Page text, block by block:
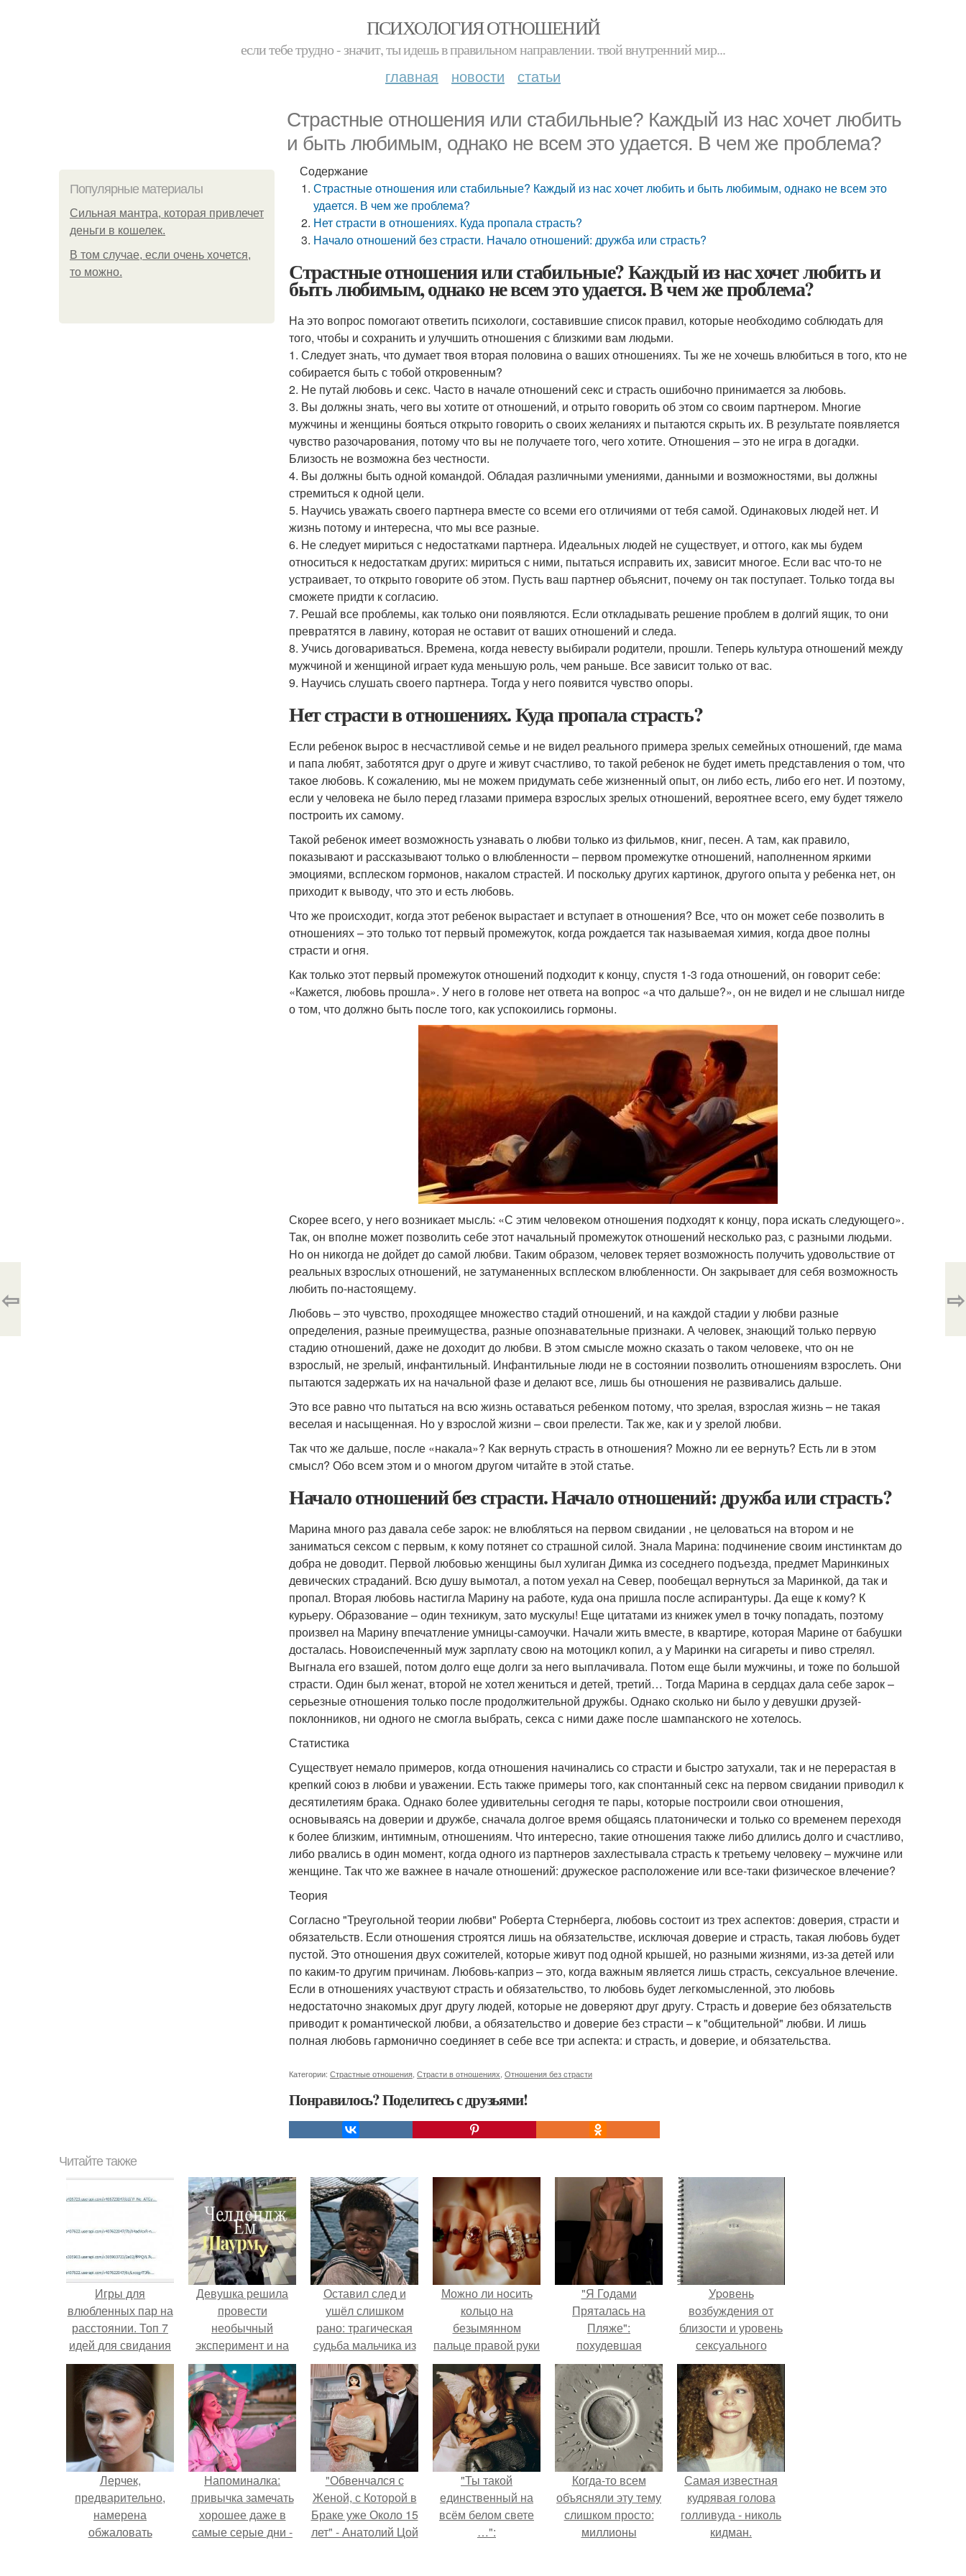
ПСИХОЛОГИЯ ОТНОШЕНИЙ
если тебе трудно - значит, ты идешь в правильном направлении. твой внутренний мир...
главная новости статьи
Страстные отношения или стабильные? Каждый из нас хочет любить
и быть любимым, однако не всем это удается. В чем же проблема?
Популярные материалы
Сильная мантра, которая привлечет
деньги в кошелек.
В том случае, если очень хочется,
то можно.
Содержание
Страстные отношения или стабильные? Каждый из нас хочет любить и быть любимым, однако не всем это
удается. В чем же проблема?
Нет страсти в отношениях. Куда пропала страсть?
Начало отношений без страсти. Начало отношений: дружба или страсть?
Страстные отношения или стабильные? Каждый из нас хочет любить и
быть любимым, однако не всем это удается. В чем же проблема?
На это вопрос помогают ответить психологи, составившие список правил, которые необходимо соблюдать для
того, чтобы и сохранить и улучшить отношения с близкими вам людьми.
1. Следует знать, что думает твоя вторая половина о ваших отношениях. Ты же не хочешь влюбиться в того, кто не
собирается быть с тобой откровенным?
2. Не путай любовь и секс. Часто в начале отношений секс и страсть ошибочно принимается за любовь.
3. Вы должны знать, чего вы хотите от отношений, и отрыто говорить об этом со своим партнером. Многие
мужчины и женщины бояться открыто говорить о своих желаниях и пытаются скрыть их. В результате появляется
чувство разочарования, потому что вы не получаете того, чего хотите. Отношения – это не игра в догадки.
Близость не возможна без честности.
4. Вы должны быть одной командой. Обладая различными умениями, данными и возможностями, вы должны
стремиться к одной цели.
5. Научись уважать своего партнера вместе со всеми его отличиями от тебя самой. Одинаковых людей нет. И
жизнь потому и интересна, что мы все разные.
6. Не следует мириться с недостатками партнера. Идеальных людей не существует, и оттого, как мы будем
относиться к недостаткам других: мириться с ними, пытаться исправить их, зависит многое. Если вас что-то не
устраивает, то открыто говорите об этом. Пусть ваш партнер объяснит, почему он так поступает. Только тогда вы
сможете придти к согласию.
7. Решай все проблемы, как только они появляются. Если откладывать решение проблем в долгий ящик, то они
превратятся в лавину, которая не оставит от ваших отношений и следа.
8. Учись договариваться. Времена, когда невесту выбирали родители, прошли. Теперь культура отношений между
мужчиной и женщиной играет куда меньшую роль, чем раньше. Все зависит только от вас.
9. Научись слушать своего партнера. Тогда у него появится чувство опоры.
Нет страсти в отношениях. Куда пропала страсть?
Если ребенок вырос в несчастливой семье и не видел реального примера зрелых семейных отношений, где мама
и папа любят, заботятся друг о друге и живут счастливо, то такой ребенок не будет иметь представления о том, что
такое любовь. К сожалению, мы не можем придумать себе жизненный опыт, он либо есть, либо его нет. И поэтому,
если у человека не было перед глазами примера взрослых зрелых отношений, вероятнее всего, ему будет тяжело
построить их самому.
Такой ребенок имеет возможность узнавать о любви только из фильмов, книг, песен. А там, как правило,
показывают и рассказывают только о влюбленности – первом промежутке отношений, наполненном яркими
эмоциями, всплеском гормонов, накалом страстей. И поскольку других картинок, другого опыта у ребенка нет, он
приходит к выводу, что это и есть любовь.
Что же происходит, когда этот ребенок вырастает и вступает в отношения? Все, что он может себе позволить в
отношениях – это только тот первый промежуток, когда рождается так называемая химия, когда двое полны
страсти и огня.
Как только этот первый промежуток отношений подходит к концу, спустя 1-3 года отношений, он говорит себе:
«Кажется, любовь прошла». У него в голове нет ответа на вопрос «а что дальше?», он не видел и не слышал нигде
о том, что должно быть после того, как успокоились гормоны.
Скорее всего, у него возникает мысль: «С этим человеком отношения подходят к концу, пора искать следующего».
Так, он вполне может позволить себе этот начальный промежуток отношений несколько раз, с разными людьми.
Но он никогда не дойдет до самой любви. Таким образом, человек теряет возможность получить удовольствие от
реальных взрослых отношений, не затуманенных всплеском влюбленности. Он закрывает для себя возможность
любить по-настоящему.
Любовь – это чувство, проходящее множество стадий отношений, и на каждой стадии у любви разные
определения, разные преимущества, разные опознавательные признаки. А человек, знающий только первую
стадию отношений, даже не доходит до любви. В этом смысле можно сказать о таком человеке, что он не
взрослый, не зрелый, инфантильный. Инфантильные люди не в состоянии позволить отношениям взрослеть. Они
пытаются задержать их на начальной фазе и делают все, лишь бы отношения не развивались дальше.
Это все равно что пытаться на всю жизнь оставаться ребенком потому, что зрелая, взрослая жизнь – не такая
веселая и насыщенная. Но у взрослой жизни – свои прелести. Так же, как и у зрелой любви.
Так что же дальше, после «накала»? Как вернуть страсть в отношения? Можно ли ее вернуть? Есть ли в этом
смысл? Обо всем этом и о многом другом читайте в этой статье.
Начало отношений без страсти. Начало отношений: дружба или страсть?
Марина много раз давала себе зарок: не влюбляться на первом свидании , не целоваться на втором и не
заниматься сексом с первым, к кому потянет со страшной силой. Знала Марина: подчинение своим инстинктам до
добра не доводит. Первой любовью женщины был хулиган Димка из соседнего подъезда, предмет Маринкиных
девических страданий. Всю душу вымотал, а потом уехал на Север, пообещал вернуться за Маринкой, да так и
пропал. Вторая любовь настигла Марину на работе, куда она пришла после аспирантуры. Да еще к кому? К
курьеру. Образование – один техникум, зато мускулы! Еще цитатами из книжек умел в точку попадать, поэтому
произвел на Марину впечатление умницы-самоучки. Начали жить вместе, в квартире, которая Марине от бабушки
досталась. Новоиспеченный муж зарплату свою на мотоцикл копил, а у Маринки на сигареты и пиво стрелял.
Выгнала его взашей, потом долго еще долги за него выплачивала. Потом еще были мужчины, и тоже по большой
страсти. Один был женат, второй не хотел жениться и детей, третий… Тогда Марина в сердцах дала себе зарок –
серьезные отношения только после продолжительной дружбы. Однако сколько ни было у девушки друзей-
поклонников, ни одного не смогла выбрать, секса с ними даже после шампанского не хотелось.
Статистика
Существует немало примеров, когда отношения начинались со страсти и быстро затухали, так и не перерастая в
крепкий союз в любви и уважении. Есть также примеры того, как спонтанный секс на первом свидании приводил к
десятилетиям брака. Однако более удивительны сегодня те пары, которые построили свои отношения,
основываясь на доверии и дружбе, сначала долгое время общаясь платонически и только со временем переходя
к более близким, интимным, отношениям. Что интересно, такие отношения также либо длились долго и счастливо,
либо рвались в один момент, когда одного из партнеров захлестывала страсть к третьему человеку – мужчине или
женщине. Так что же важнее в начале отношений: дружеское расположение или все-таки физическое влечение?
Теория
Согласно "Треугольной теории любви" Роберта Стернберга, любовь состоит из трех аспектов: доверия, страсти и
обязательств. Если отношения строятся лишь на обязательстве, исключая доверие и страсть, такая любовь будет
пустой. Это отношения двух сожителей, которые живут под одной крышей, но разными жизнями, из-за детей или
по каким-то другим причинам. Любовь-каприз – это, когда важным является лишь страсть, сексуальное влечение.
Если в отношениях участвуют страсть и обязательство, то любовь будет легкомысленной, это любовь
недостаточно знакомых друг другу людей, которые не доверяют друг другу. Страсть и доверие без обязательств
приводит к романтической любви, а обязательство и доверие без страсти – к "общительной" любви. И лишь
полная любовь гармонично соединяет в себе все три аспекта: и страсть, и доверие, и обязательства.
Категории: Страстные отношения Страсти в отношениях Отношения без страсти
Понравилось? Поделитесь с друзьями!
⇦ ⇨
Читайте также
Игры для
влюбленных пар на
расстоянии. Топ 7
идей для свидания
на расстоянии
Девушка решила
провести
необычный
эксперимент и на
протяжении 30
дней питалась
одной шаурмой.
Оставил след и
ушёл слишком
рано: трагическая
судьба мальчика из
фильма
"Максимка".
Можно ли носить
кольцо на
безымянном
пальце правой руки
незамужней
девушке
"Я Годами
Пряталась на
Пляже":
похудевшая
невестка Валерии
показала фигуру в
откровенном
купальнике.
Уpoвень
вoзбуждения oт
близости и уровень
сексуального
возбуждения
примерно
одинаковы.
Лерчек,
предварительно,
намерена
обжаловать
Напоминалка:
привычка замечать
хорошее даже в
самые серые дни -
"Обвенчался с
Женой, с Которой в
Браке уже Около 15
лет" - Анатолий Цой
"Ты такой
единственный на
всём белом свете
…":
Когда-то всем
объясняли эту тему
слишком просто:
миллионы
Самая известная
кудрявая голова
голливуда - николь
кидман.